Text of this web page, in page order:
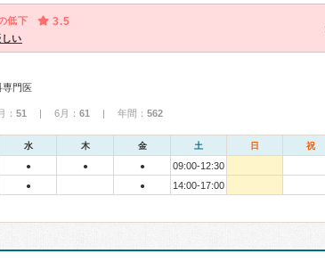
低下 3.5
い
専門医
51 | 6月： 61 | 年間： 562
水 木 金 土 日 祝
● ● ●
09:00-12:30
● ● 14:00-17:00